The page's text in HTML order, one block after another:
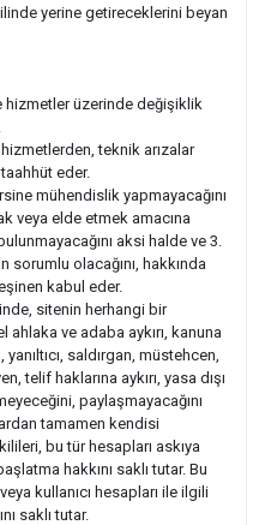
yerine getireceklerini beyan
hizmetler üzerinde değişiklik
teknik arızalar
taahhüt eder.
mühendislik yapmayacağını
veya elde etmek amacına
aksi halde ve 3.
olacağını, hakkında
kabul eder.
sitenin herhangi bir
ve adaba aykırı, kanuna
yanıltıcı, saldırgan, müstehcen,
telif haklarına aykırı, yasa dışı
paylaşmayacağını
tamamen kendisi
bu tür hesapları askıya
hakkını saklı tutar. Bu
kullanıcı hesapları ile ilgili
saklı tutar.